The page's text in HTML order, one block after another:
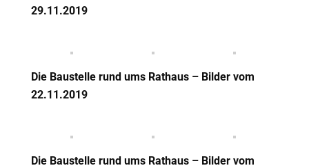
29.11.2019
Die Baustelle rund ums Rathaus – Bilder vom
22.11.2019
Die Baustelle rund ums Rathaus – Bilder vom